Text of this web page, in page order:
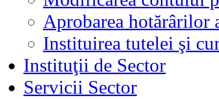
Aprobarea hotărârilor
Instituirea tutelei şi
Instituţii de Sector
Servicii Sector